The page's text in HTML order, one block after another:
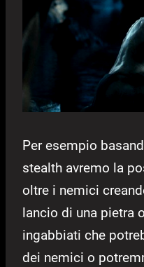
Per esempio
stealth avremo la
oltre i nemici
lancio di una pietra
ingabbiati che
dei nemici o